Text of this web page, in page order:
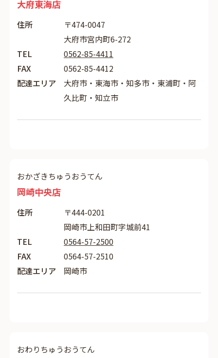
大府東海店
住所
〒474-0047
大府市宮内町6-272
TEL
0562-85-4411
FAX
0562-85-4412
配達エリア
大府市・東海市・知多市・東浦町・阿
久比町・知立市
おかざきちゅうおうてん
岡崎中央店
住所
〒444-0201
岡崎市上和田町字城前41
TEL
0564-57-2500
FAX
0564-57-2510
配達エリア
岡崎市
おわりちゅうおうてん